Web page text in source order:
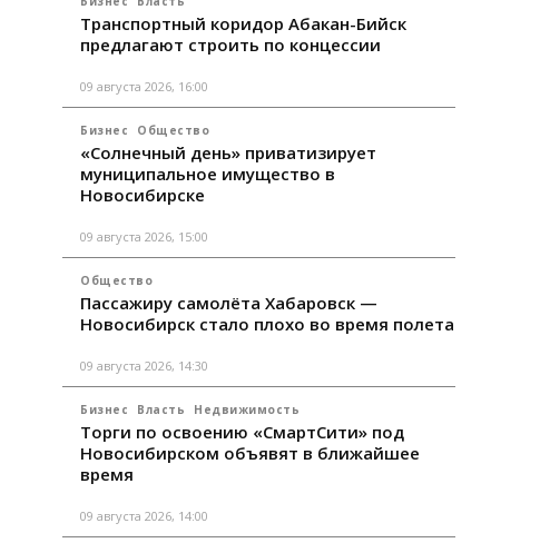
Транспортный коридор Абакан-Бийск
предлагают строить по концессии
09 августа 2026, 16:00
Бизнес Общество
«Солнечный день» приватизирует
муниципальное имущество в
Новосибирске
09 августа 2026, 15:00
Общество
Пассажиру самолёта Хабаровск —
Новосибирск стало плохо во время полета
09 августа 2026, 14:30
Бизнес Власть Недвижимость
Торги по освоению «СмартСити» под
Новосибирском объявят в ближайшее
время
09 августа 2026, 14:00